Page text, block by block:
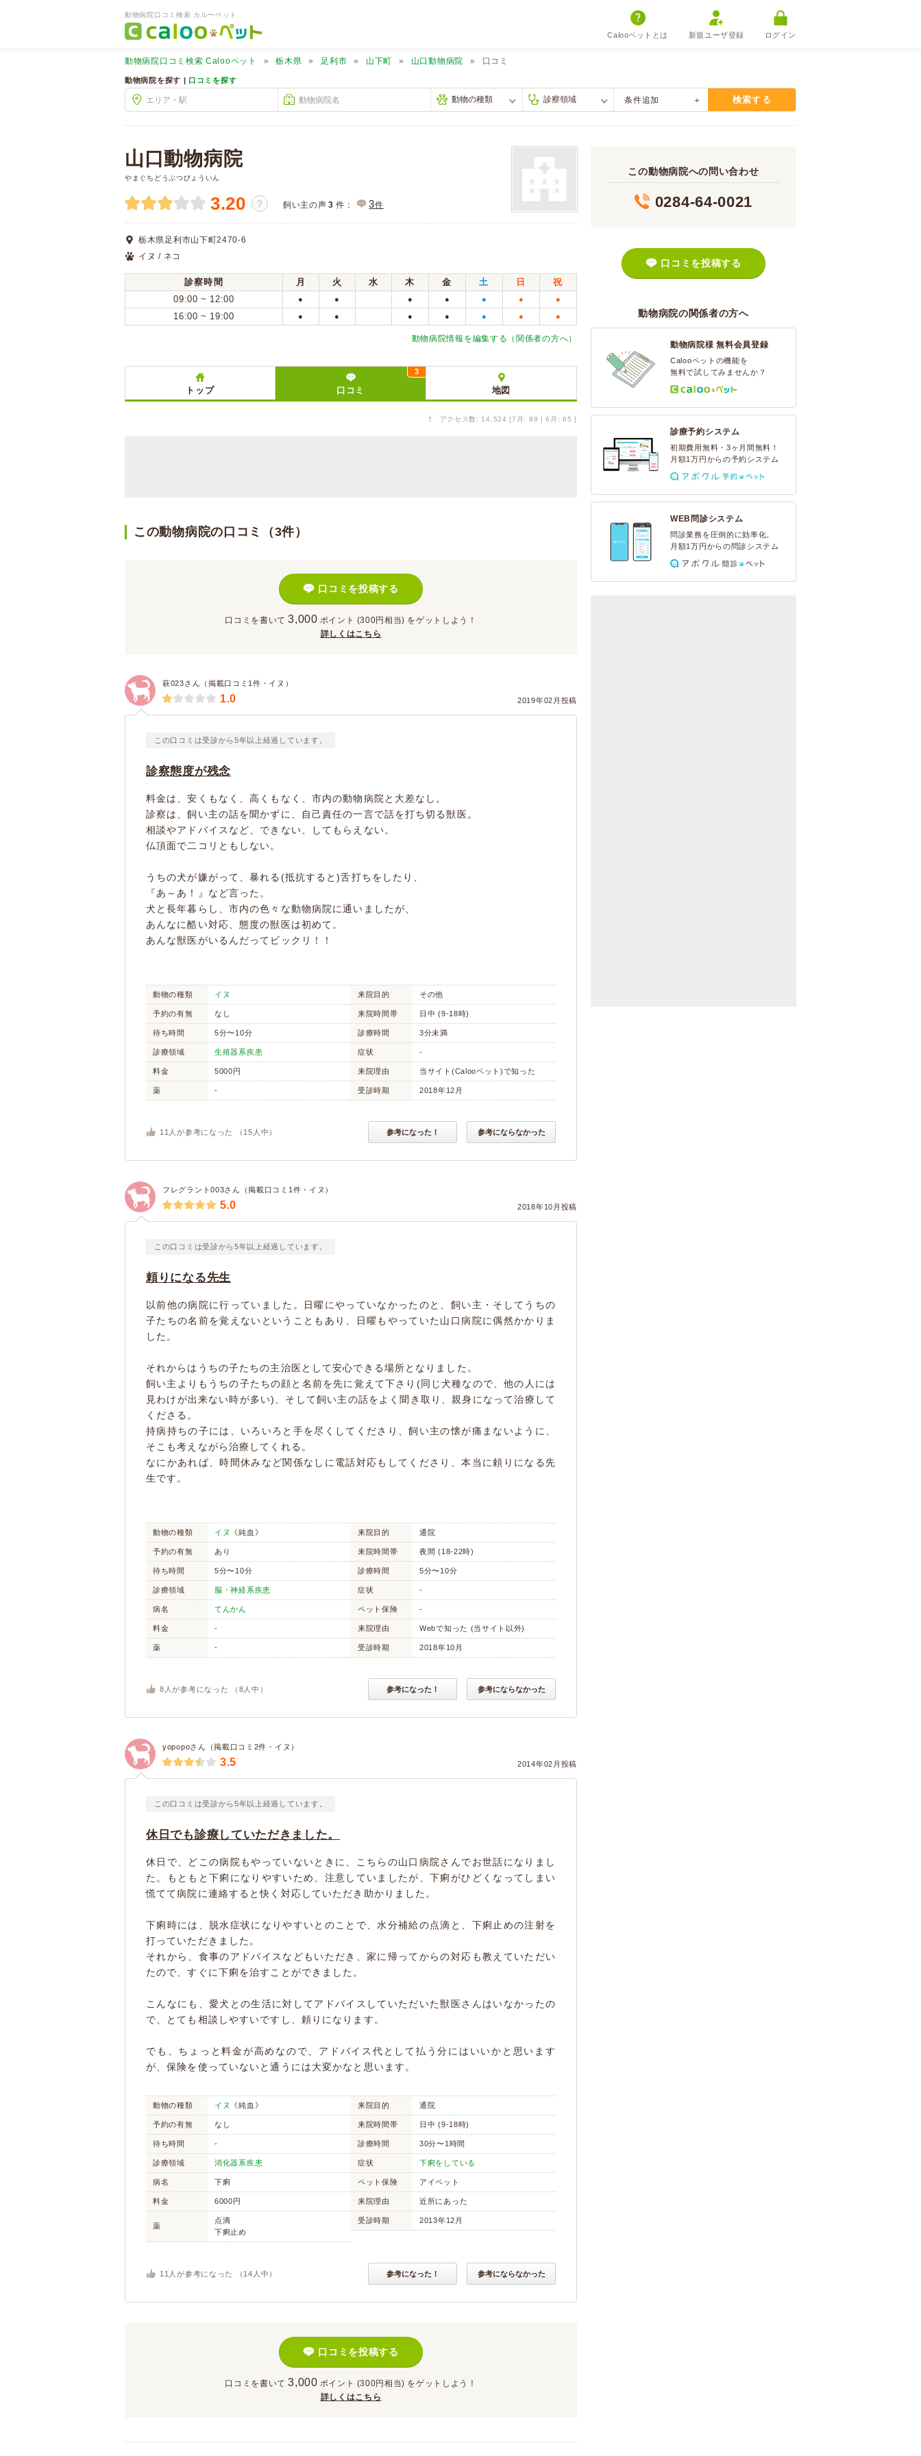
動物病院口コミ検索 カルーペット
Calooペットとは 新規ユーザ登録 ログイン
動物病院口コミ検索 Calooペット 栃木県 足利市 山下町 山口動物病院 口コミ
動物病院を探す | 口コミを探す
条件追加 検索する
山口動物病院
やまぐちどうぶつびょういん
3.20 ？ 飼い主の声 3 件： 3件
栃木県足利市山下町2470-6
イヌ / ネコ
診察時間 月 火 水 木 金 土 日
祝
09:00 ~ 12:00
● ● ● ● ● ● ●
16:00 ~ 19:00 ● ● ● ● ● ● ●
動物病院情報を編集する（関係者の方へ）
トップ 口コミ
3
地図
↑ アクセス数: 14,524 [7月: 89 | 6月: 65 ]
この動物病院の口コミ（3件）
口コミを投稿する
口コミを書いて 3,000 ポイント (300円相当) をゲットしよう！
詳しくはこちら
萩023さん（掲載口コミ1件・イヌ）
2019年02月投稿
1.0
この口コミは受診から5年以上経過しています。
診察態度が残念
料金は、安くもなく、高くもなく、市内の動物病院と大差なし。
診察は、飼い主の話を聞かずに、自己責任の一言で話を打ち切る獣医。
相談やアドバイスなど、できない、してもらえない。
仏頂面で二コリともしない。
うちの犬が嫌がって、暴れる(抵抗すると)舌打ちをしたり、
『あ～あ！』など言った。
犬と長年暮らし、市内の色々な動物病院に通いましたが、
あんなに酷い対応、態度の獣医は初めて。
あんな獣医がいるんだってビックリ！！
動物の種類 イヌ 来院目的 その他
予約の有無 なし 来院時間帯 日中 (9-18時)
待ち時間 5分〜10分 診療時間 3分未満
診療領域 生殖器系疾患 症状 -
料金 5000円 来院理由 当サイト(Calooペット)で知った
薬 - 受診時期 2018年12月
11 人が参考になった （ 15 人中） 参考になった！ 参考にならなかった
フレグラント003さん（掲載口コミ1件・イヌ）
2018年10月投稿
5.0
この口コミは受診から5年以上経過しています。
頼りになる先生
以前他の病院に行っていました。日曜にやっていなかったのと、飼い主・そしてうちの
子たちの名前を覚えないということもあり、日曜もやっていた山口病院に偶然かかりま
した。
それからはうちの子たちの主治医として安心できる場所となりました。
飼い主よりもうちの子たちの顔と名前を先に覚えて下さり(同じ犬種なので、他の人には
見わけが出来ない時が多い)、そして飼い主の話をよく聞き取り、親身になって治療して
くださる。
持病持ちの子には、いろいろと手を尽くしてくださり、飼い主の懐が痛まないように、
そこも考えながら治療してくれる。
なにかあれば、時間休みなど関係なしに電話対応もしてくださり、本当に頼りになる先
生です。
動物の種類 イヌ 《純血》 来院目的 通院
予約の有無 あり 来院時間帯 夜間 (18-22時)
待ち時間 5分〜10分 診療時間 5分〜10分
診療領域 脳・神経系疾患 症状 -
病名 てんかん ペット保険 -
料金 - 来院理由 Webで知った (当サイト以外)
薬 - 受診時期 2018年10月
8 人が参考になった （ 8 人中） 参考になった！ 参考にならなかった
yopopoさん（掲載口コミ2件・イヌ）
2014年02月投稿
3.5
この口コミは受診から5年以上経過しています。
休日でも診療していただきました。
休日で、どこの病院もやっていないときに、こちらの山口病院さんでお世話になりまし
た。もともと下痢になりやすいため、注意していましたが、下痢がひどくなってしまい
慌てて病院に連絡すると快く対応していただき助かりました。
下痢時には、脱水症状になりやすいとのことで、水分補給の点滴と、下痢止めの注射を
打っていただきました。
それから、食事のアドバイスなどもいただき、家に帰ってからの対応も教えていただい
たので、すぐに下痢を治すことができました。
こんなにも、愛犬との生活に対してアドバイスしていただいた獣医さんはいなかったの
で、とても相談しやすいですし、頼りになります。
でも、ちょっと料金が高めなので、アドバイス代として払う分にはいいかと思います
が、保険を使っていないと通うには大変かなと思います。
動物の種類 イヌ 《純血》 来院目的 通院
予約の有無 なし 来院時間帯 日中 (9-18時)
待ち時間 - 診療時間 30分〜1時間
診療領域 消化器系疾患 症状 下痢をしている
病名 下痢 ペット保険 アイペット
料金 6000円 来院理由 近所にあった
薬
点滴
下痢止め
受診時期 2013年12月
11 人が参考になった （ 14 人中） 参考になった！ 参考にならなかった
口コミを投稿する
口コミを書いて 3,000 ポイント (300円相当) をゲットしよう！
詳しくはこちら
この動物病院への問い合わせ
0284-64-0021
口コミを投稿する
動物病院の関係者の方へ
動物病院様 無料会員登録
Calooペットの機能を
無料で試してみませんか？
診療予約システム
初期費用無料・3ヶ月間無料！
月額1万円からの予約システム
WEB問診システム
問診業務を圧倒的に効率化。
月額1万円からの問診システム